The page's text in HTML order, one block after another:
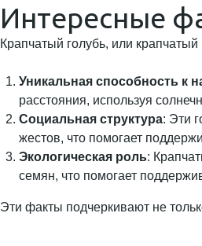
Интересные
Крапчатый голубь, или
Уникальная способность к
расстояния, используя
Социальная структура: Эти
жестов, что помогает
Экологическая роль:
семян, что помогает
Эти факты подчеркивают не